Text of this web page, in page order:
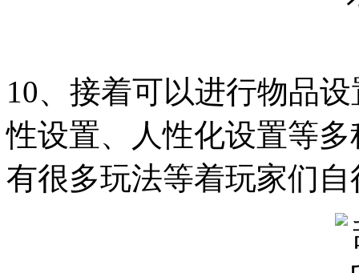
10、接着可以进行物品
性设置、人性化设置等
有很多玩法等着玩家们